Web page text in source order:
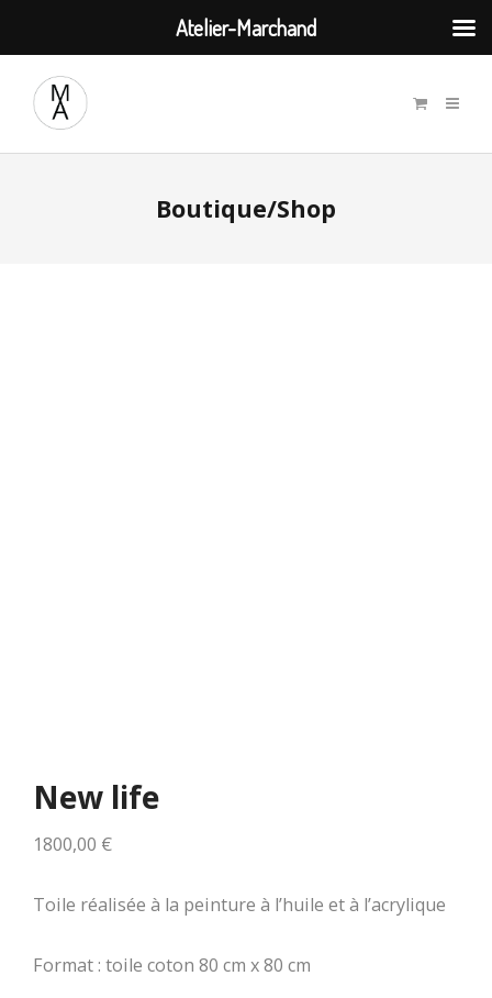
Boutique/Shop
New life
1800,00 €
Toile réalisée à la peinture à l’huile et à l’acrylique
Format : toile coton 80 cm x 80 cm
Atelier-Marchand